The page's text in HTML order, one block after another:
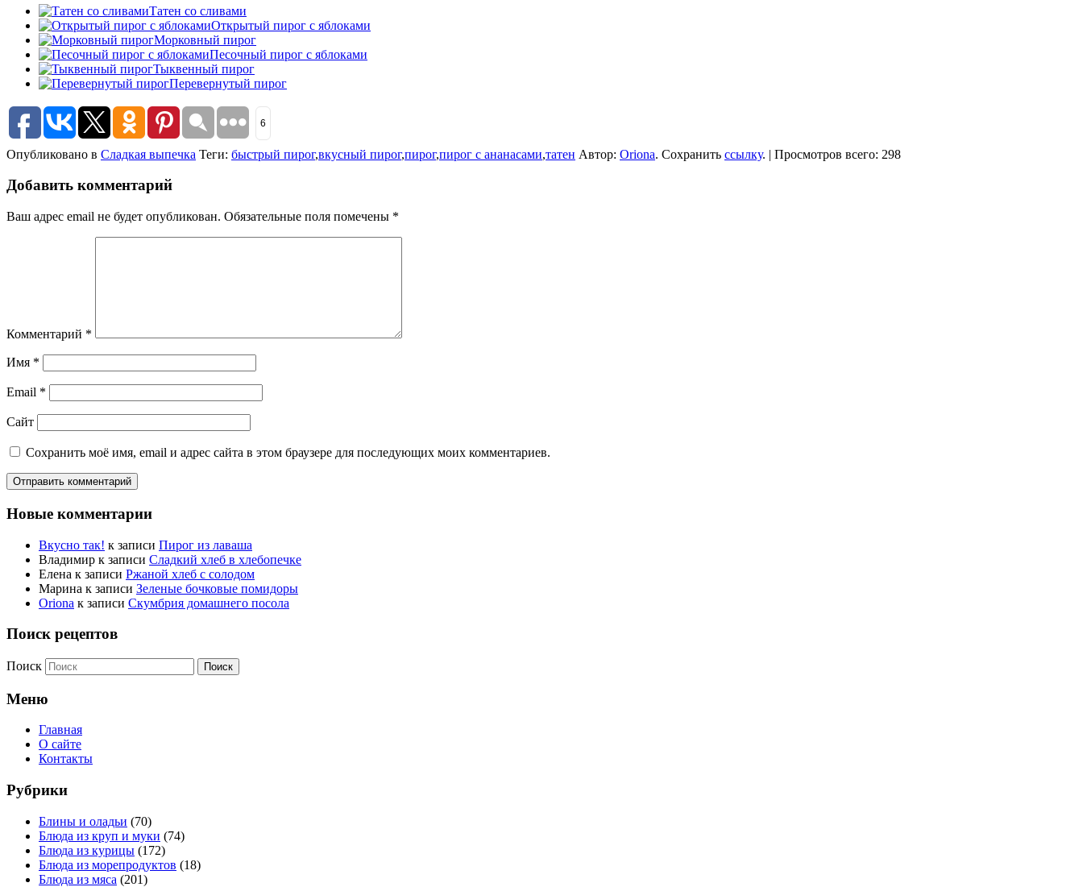
Татен со сливами
Открытый пирог с яблоками
Морковный пирог
Песочный пирог с яблоками
Тыквенный пирог
Перевернутый пирог
6
Опубликовано в Сладкая выпечка Теги: быстрый пирог,вкусный пирог,пирог,пирог с ананасами,татен Автор: Oriona. Сохранить ссылку. | Просмотров всего: 298
Добавить комментарий
Ваш адрес email не будет опубликован. Обязательные поля помечены *
Комментарий *
Имя *
Email *
Сайт
Сохранить моё имя, email и адрес сайта в этом браузере для последующих моих комментариев.
Новые комментарии
Вкусно так! к записи Пирог из лаваша
Владимир к записи Сладкий хлеб в хлебопечке
Елена к записи Ржаной хлеб с солодом
Марина к записи Зеленые бочковые помидоры
Oriona к записи Скумбрия домашнего посола
Поиск рецептов
Поиск
Меню
Главная
О сайте
Контакты
Рубрики
Блины и оладьи (70)
Блюда из круп и муки (74)
Блюда из курицы (172)
Блюда из морепродуктов (18)
Блюда из мяса (201)